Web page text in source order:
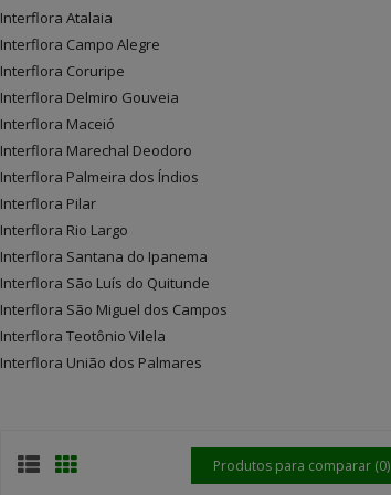
Interflora Atalaia
Interflora Campo Alegre
Interflora Coruripe
Interflora Delmiro Gouveia
Interflora Maceió
Interflora Marechal Deodoro
Interflora Palmeira dos Índios
Interflora Pilar
Interflora Rio Largo
Interflora Santana do Ipanema
Interflora São Luís do Quitunde
Interflora São Miguel dos Campos
Interflora Teotônio Vilela
Interflora União dos Palmares
Produtos para comparar (0)